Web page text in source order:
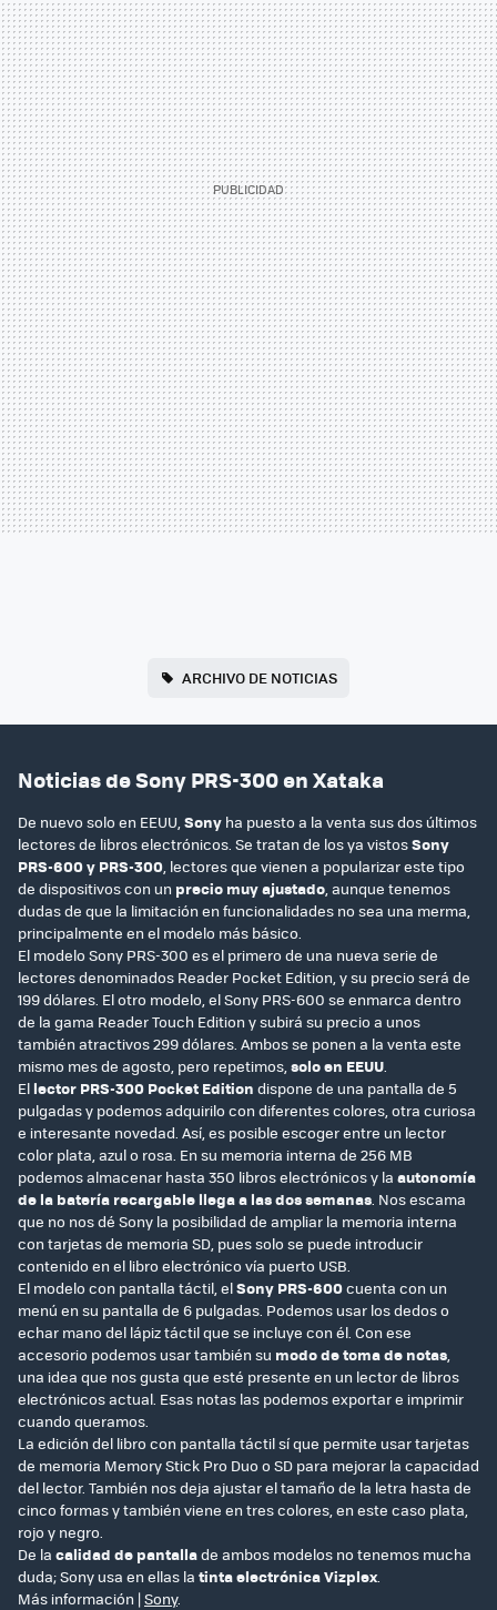
ARCHIVO DE NOTICIAS
Noticias de Sony PRS-300 en Xataka
De nuevo solo en EEUU,Sony ha puesto a la venta sus dos últimos
lectores de libros electrónicos. Se tratan de los ya vistosSony
PRS-600 y PRS-300, lectores que vienen a popularizar este tipo
de dispositivos con un precio muy ajustado, aunque tenemos
dudas de que la limitación en funcionalidades no sea una merma,
principalmente en el modelo más básico.
El modelo Sony PRS-300 es el primero de una nueva serie de
lectores denominados Reader Pocket Edition, y su precio será de
199 dólares. El otro modelo, el Sony PRS-600 se enmarca dentro
de la gama Reader Touch Edition y subirá su precio a unos
también atractivos 299 dólares. Ambos se ponen a la venta este
mismo mes de agosto, pero repetimos,solo en EEUU.
El lector PRS-300 Pocket Edition dispone de una pantalla de 5
pulgadas y podemos adquirilo con diferentes colores, otra curiosa
e interesante novedad. Así, es posible escoger entre un lector
color plata, azul o rosa. En su memoria interna de 256 MB
podemos almacenar hasta 350 libros electrónicos y la autonomía
de la batería recargable llega a las dos semanas. Nos escama
que no nos dé Sony la posibilidad de ampliar la memoria interna
con tarjetas de memoria SD, pues solo se puede introducir
contenido en el libro electrónico vía puerto USB.
El modelo con pantalla táctil, elSony PRS-600cuenta con un
menú en su pantalla de 6 pulgadas. Podemos usar los dedos o
echar mano del lápiz táctil que se incluye con él. Con ese
accesorio podemos usar también su modo de toma de notas,
una idea que nos gusta que esté presente en un lector de libros
electrónicos actual. Esas notas las podemos exportar e imprimir
cuando queramos.
La edición del libro con pantalla táctil sí que permite usar tarjetas
de memoria Memory Stick Pro Duo o SD para mejorar la capacidad
del lector. También nos deja ajustar el tamaño de la letra hasta de
cinco formas y también viene en tres colores, en este caso plata,
rojo y negro.
De la calidad de pantallade ambos modelos no tenemos mucha
duda; Sony usa en ellas la tinta electrónica Vizplex.
Más información |Sony.